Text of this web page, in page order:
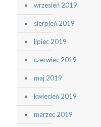
wrzesień 2019
sierpień 2019
lipiec 2019
czerwiec 2019
maj 2019
kwiecień 2019
marzec 2019